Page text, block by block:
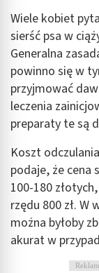
Wiele kobiet
sierść psa w
Generalna
powinno się w
przyjmować
leczenia
preparaty te są
Koszt
podaje, że cena
100-180
rzędu 800 zł. W
można byłoby
akurat w